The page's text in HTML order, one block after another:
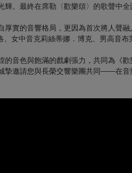
。最終在席勒〈歡樂頌〉的歌聲中全
厚實的音響格局，更因為首次將人聲
女中音克莉絲蒂娜．博克、男高音
音色與飽滿的戲劇張力，共同為《歡
摯邀請您與長榮交響樂團共同——在音